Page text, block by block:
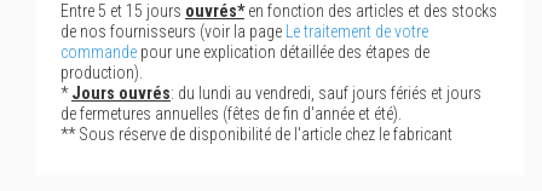
Entre 5 et 15 jours ouvrés*en fonction des articles et des stocks
de nos fournisseurs (voir la page
Le traitement de votre
commande pour une explication détaillée des étapes de
production).
*Jours ouvrés: du lundi au vendredi, sauf jours fériés et jours
de fermetures annuelles (fêtes de fin d'année et été).
** Sous réserve de disponibilité de l'article chez le fabricant